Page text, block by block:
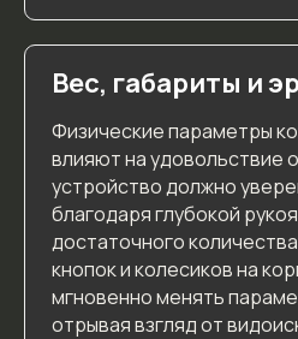
Вес, габариты и
Физические параметры
влияют на удовольствие
устройство должно
благодаря глубокой
достаточного
кнопок и колесиков на
мгновенно менять
отрывая взгляд от